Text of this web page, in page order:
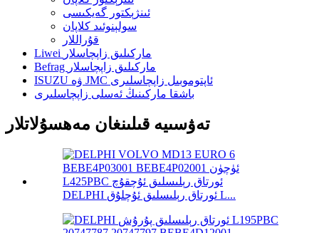
ئىنژېكتور گەيكىسى
سولېنوئىد كلاپان
قۇراللار
Liwei ماركىلىق زاپچاسلار
Befrag ماركىلىق زاپچاسلار
ISUZU ۋە JMC ئاپتوموبىل زاپچاسلىرى
باشقا ماركىنىڭ ئەسلى زاپچاسلىرى
تەۋسىيە قىلىنغان مەھسۇلاتلار
DELPHI ئورتاق رېلىسلىق ئۇچلۇق L...